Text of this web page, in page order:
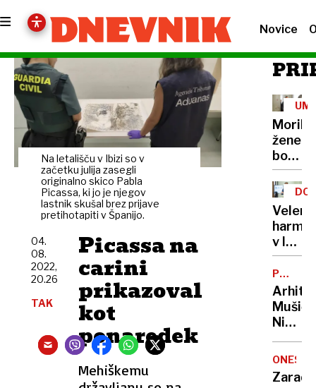
Novice
Na letališču v Ibizi so v
začetku julija zasegli
originalno skico Pabla
Picassa, ki jo je njegov
lastnik skušal brez prijave
pretihotapiti v Španijo.
Picassa na
carini
prikazoval
kot
ponaredek
Mehiškemu
04.
08.
2022,
20.26
TAK
žene
bo
sedel
21
let
v lov
na
nov
rekord
CENTER
Mušič:
Nikoli
nisem
da je
to v
Zaradi